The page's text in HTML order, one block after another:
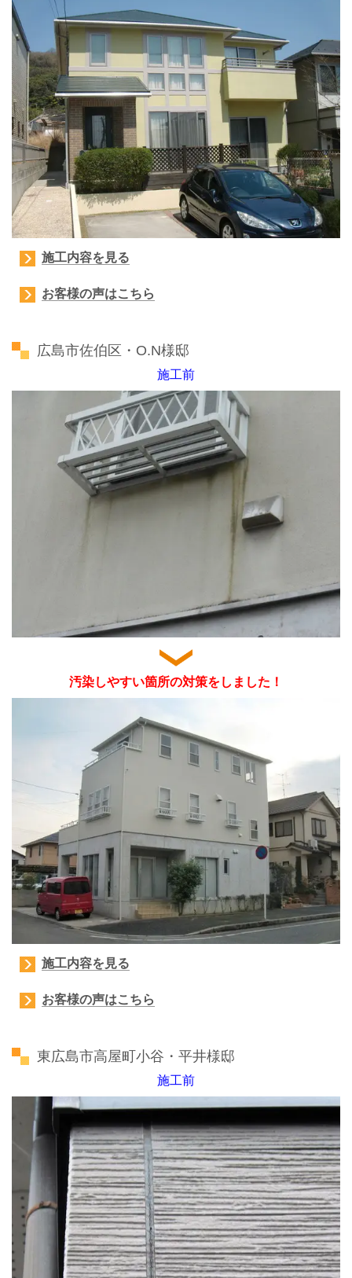
施工内容を見る
お客様の声はこちら
広島市佐伯区・O.N様邸
施工前
汚染しやすい箇所の対策をしました！
施工内容を見る
お客様の声はこちら
東広島市高屋町小谷・平井様邸
施工前